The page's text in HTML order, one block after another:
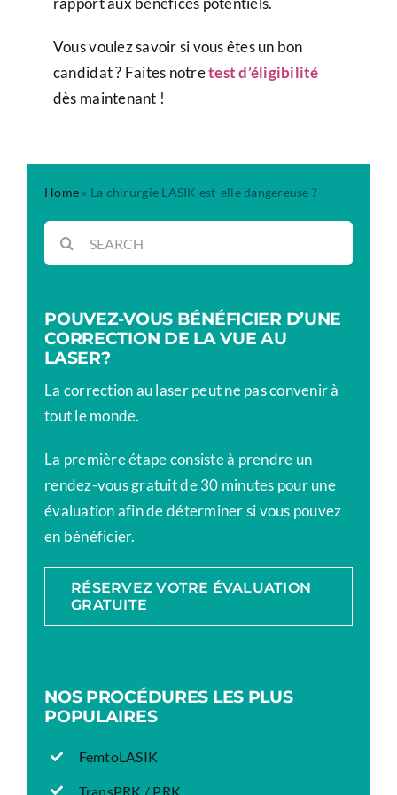
Vous voulez savoir si vous êtes un bon
candidat ? Faites notretest d’éligibilité
dès maintenant !
Home » La chirurgie LASIK est-elle dangereuse ?
Rechercher:
POUVEZ-VOUS BÉNÉFICIER D’UNE
CORRECTION DE LA VUE AU
LASER?
La correction au laser peut ne pas convenir à
tout le monde.
La première étape consiste à prendre un
rendez-vous gratuit de 30 minutes pour une
évaluation afin de déterminer si vous pouvez
en bénéficier.
RÉSERVEZ VOTRE ÉVALUATION
GRATUITE
NOS PROCÉDURES LES PLUS
POPULAIRES
FemtoLASIK
TransPRK / PRK